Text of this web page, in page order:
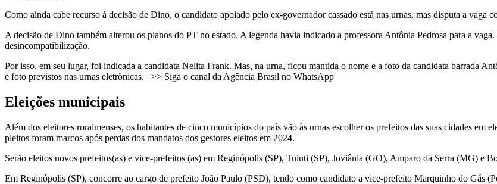
Como ainda cabe recurso à decisão de Dino, o candidato apoiado pelo ex-governador cassado está nas urnas, mas disputa a vaga
A decisão de Dino também alterou os planos do PT no estado. A legenda havia indicado a professora Antônia Pedrosa para a
desincompatibilização.
Por isso, em seu lugar, foi indicada a candidata Nelita Frank. Mas, na urna, ficou mantida o nome e a foto da candidata barrada
e foto previstos nas urnas eletrônicas. >> Siga o canal da Agência Brasil no WhatsApp
Eleições municipais
Além dos eleitores roraimenses, os habitantes de cinco municípios do país vão às urnas escolher os prefeitos das suas cidades em
pleitos foram marcos após perdas dos mandatos dos gestores eleitos em 2024.
Serão eleitos novos prefeitos(as) e vice-prefeitos (as) em Reginópolis (SP), Tuiuti (SP), Joviânia (GO), Amparo da Serra (MG) e
Em Reginópolis (SP), concorre ao cargo de prefeito João Paulo (PSD), tendo como candidato a vice-prefeito Marquinho do Gás